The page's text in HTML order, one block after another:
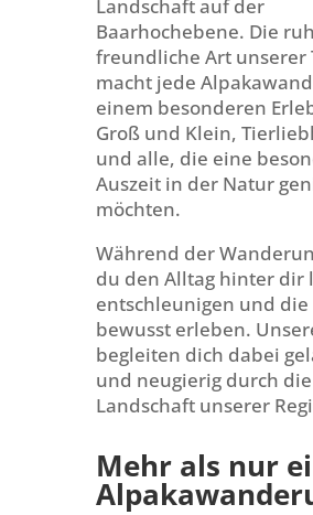
Landschaft auf der
Baarhochebene. Die
freundliche Art unserer
macht jede
einem besonderen
Groß und Klein,
und alle, die eine
Auszeit in der Natur
möchten.
Während der
du den Alltag hinter dir
entschleunigen und
bewusst erleben.
begleiten dich dabei
und neugierig durch
Landschaft unserer
Mehr als nur